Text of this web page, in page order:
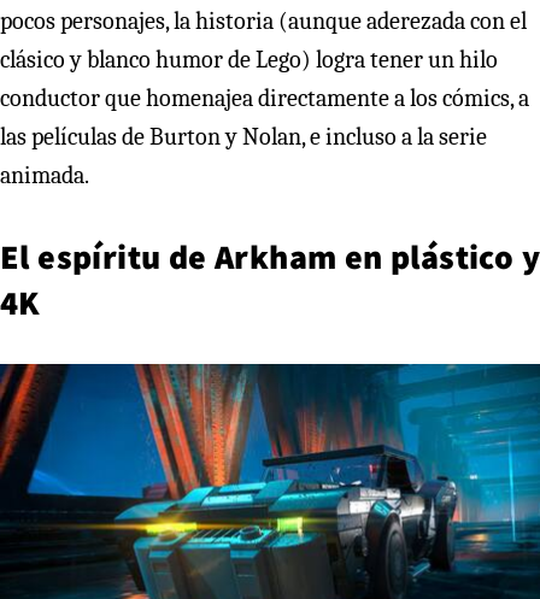
pocos personajes, la historia (aunque aderezada con el
clásico y blanco humor de Lego) logra tener un hilo
conductor que homenajea directamente a los cómics, a
las películas de Burton y Nolan, e incluso a la serie
animada.
El espíritu de Arkham en plástico y
4K